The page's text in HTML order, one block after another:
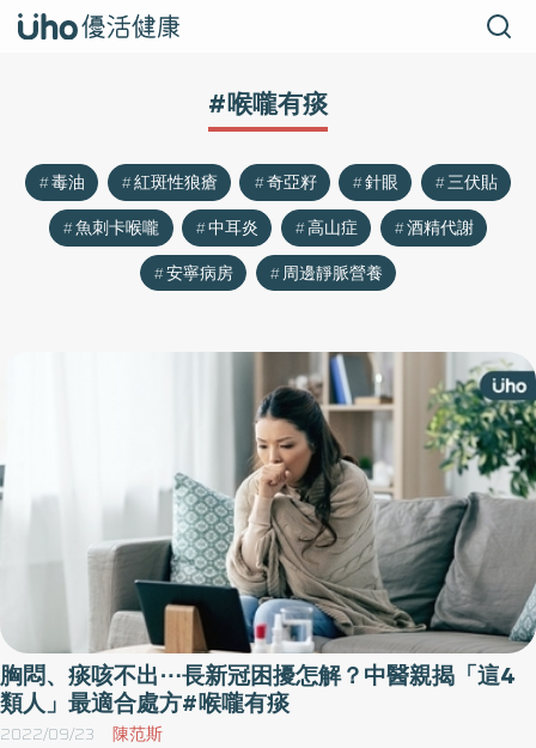
#喉嚨有痰
毒油 紅斑性狼瘡 奇亞籽 針眼
三伏貼
魚刺卡喉嚨
中耳炎 高山症
酒精代謝
安寧病房
周邊靜脈營養
胸悶、痰咳不出⋯長新冠困擾怎解？中醫親揭「這4
類人」最適合處方#喉嚨有痰
2022/09/23 陳范斯